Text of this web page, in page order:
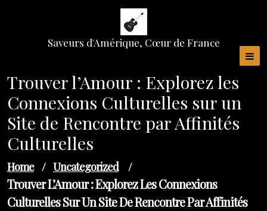
Saveurs d'Amérique, Cœur de France
Trouver l’Amour : Explorez les
Connexions Culturelles sur un
Site de Rencontre par Affinités
Culturelles
Home / Uncategorized /
Trouver L’Amour : Explorez Les Connexions
Culturelles Sur Un Site De Rencontre Par Affinités